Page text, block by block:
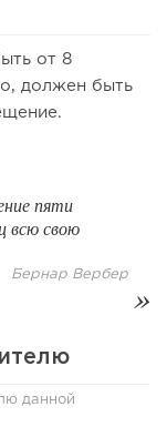
общепита для
от 8
должен быть
пяти
всю свою
Бернар Вербер
данной